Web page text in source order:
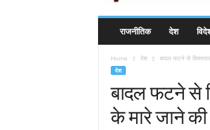
राजनीतिक देश
Home देश बादल फटने से
देश
बादल फटने से
के मारे जाने